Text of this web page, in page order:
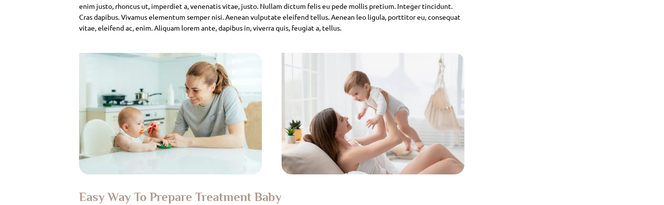
enim justo, rhoncus ut, imperdiet a, venenatis vitae, justo. Nullam dictum felis eu pede mollis pretium. Integer tincidunt.
Cras dapibus. Vivamus elementum semper nisi. Aenean vulputate eleifend tellus. Aenean leo ligula, porttitor eu, consequat
vitae, eleifend ac, enim. Aliquam lorem ante, dapibus in, viverra quis, feugiat a, tellus.
Easy Way To Prepare Treatment Baby